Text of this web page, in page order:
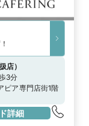
店）
3分
ピア専門店街1階
詳細